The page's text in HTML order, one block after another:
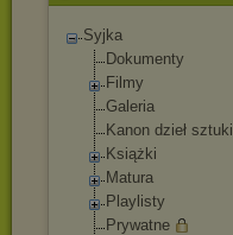
Syjka
Dokumenty
Filmy
Galeria
Kanon dzieł sztuki
Książki
Matura
Playlisty
Prywatne